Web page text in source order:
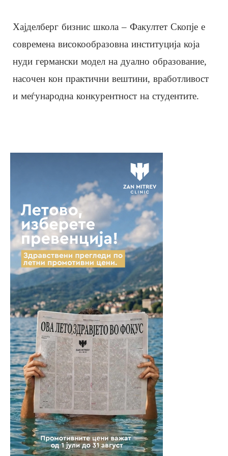
Хајделберг бизнис школа – Факултет Скопје е
современа високообразовна институција која
нуди германски модел на дуално образование,
насочен кон практични вештини, вработливост
и меѓународна конкурентност на студентите.